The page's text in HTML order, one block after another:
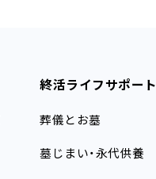
終活ライフサポート
葬儀とお墓
墓じまい・永代供養